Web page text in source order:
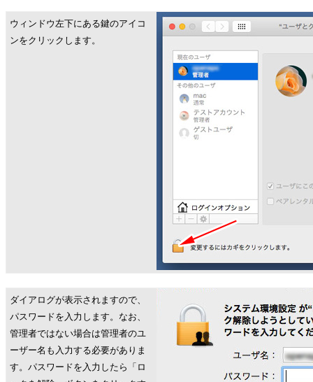
ウィンドウ左下にある鍵のアイコ
ンをクリックします。
ダイアログが表示されますので、
パスワードを入力します。なお、
管理者ではない場合は管理者のユ
ーザー名も入力する必要がありま
す。パスワードを入力したら「ロ